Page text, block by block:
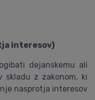
interesov)
dejanskemu ali
skladu z zakonom, ki
nasprotja interesov